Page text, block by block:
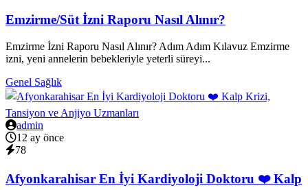
Emzirme/Süt İzni Raporu Nasıl Alınır?
Emzirme İzni Raporu Nasıl Alınır? Adım Adım Kılavuz Emzirme
izni, yeni annelerin bebekleriyle yeterli süreyi...
Genel Sağlık
admin
12 ay önce
78
Afyonkarahisar En İyi Kardiyoloji Doktoru ❤️ Kalp